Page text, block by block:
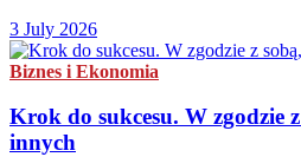
3 July 2026
Biznes i Ekonomia
Krok do sukcesu. W zgodzie
innych